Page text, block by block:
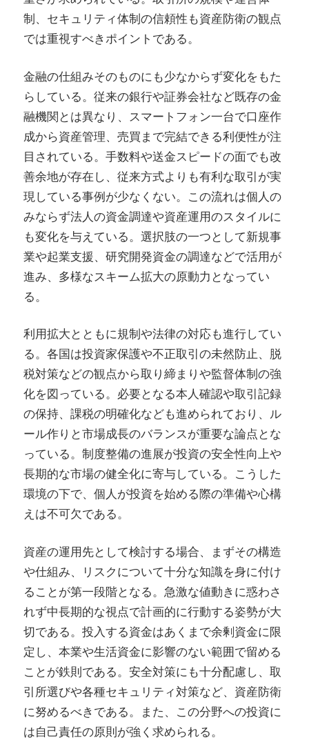
制、セキュリティ体制の信頼性も資産防衛の観点
では重視すべきポイントである。
金融の仕組みそのものにも少なからず変化をもた
らしている。従来の銀行や証券会社など既存の金
融機関とは異なり、スマートフォン一台で口座作
成から資産管理、売買まで完結できる利便性が注
目されている。手数料や送金スピードの面でも改
善余地が存在し、従来方式よりも有利な取引が実
現している事例が少なくない。この流れは個人の
みならず法人の資金調達や資産運用のスタイルに
も変化を与えている。選択肢の一つとして新規事
業や起業支援、研究開発資金の調達などで活用が
進み、多様なスキーム拡大の原動力となってい
る。
利用拡大とともに規制や法律の対応も進行してい
る。各国は投資家保護や不正取引の未然防止、脱
税対策などの観点から取り締まりや監督体制の強
化を図っている。必要となる本人確認や取引記録
の保持、課税の明確化なども進められており、ル
ール作りと市場成長のバランスが重要な論点とな
っている。制度整備の進展が投資の安全性向上や
長期的な市場の健全化に寄与している。こうした
環境の下で、個人が投資を始める際の準備や心構
えは不可欠である。
資産の運用先として検討する場合、まずその構造
や仕組み、リスクについて十分な知識を身に付け
ることが第一段階となる。急激な値動きに惑わさ
れず中長期的な視点で計画的に行動する姿勢が大
切である。投入する資金はあくまで余剰資金に限
定し、本業や生活資金に影響のない範囲で留める
ことが鉄則である。安全対策にも十分配慮し、取
引所選びや各種セキュリティ対策など、資産防衛
に努めるべきである。また、この分野への投資に
は自己責任の原則が強く求められる。